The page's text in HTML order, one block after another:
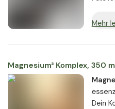
Mehr
Magnesium³ Komplex, 350
Dein